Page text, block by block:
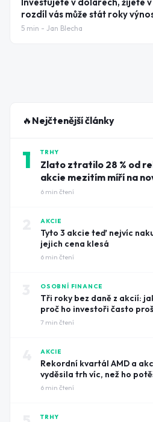
rozdíl vás může stát roky
5 min - Jan Blecha
🔥 Nejčtenější články
1 TRHY
Zlato ztratilo 28 % od
akcie mezitím míří na
6 min čtení
AKCIE
Tyto 3 akcie teď nejvíc
jejich cena klesá
6 min čtení
OSOBNÍ FINANCE
Tři roky bez daně z akcií:
proč ho investoři často
7 min čtení
AKCIE
Rekordní kvartál AMD a
vyděsila trh víc, než ho
6 min čtení
TRHY